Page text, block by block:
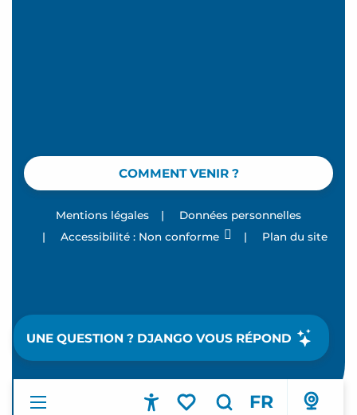
FR
UNE QUESTION ? DJANGO VOUS RÉPOND
COMMENT VENIR ?
Mentions légales |
Données personnelles
|
Accessibilité : Non conforme | Plan du site